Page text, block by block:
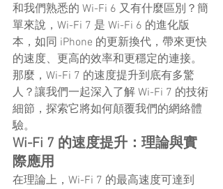
和我們熟悉的 Wi-Fi 6 又有什麼區別？簡
單來說，Wi-Fi 7 是 Wi-Fi 6 的進化版
本，如同 iPhone 的更新換代，帶來更快
的速度、更高的效率和更穩定的連接。
那麼，Wi-Fi 7 的速度提升到底有多驚
人？讓我們一起深入了解 Wi-Fi 7 的技術
細節，探索它將如何顛覆我們的網絡體
驗。
Wi-Fi 7 的速度提升：理論與實
際應用
在理論上，Wi-Fi 7 的最高速度可達到